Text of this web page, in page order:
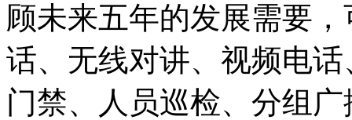
顾未来五年的发展需要
话、无线对讲、视频电
门禁、人员巡检、分组